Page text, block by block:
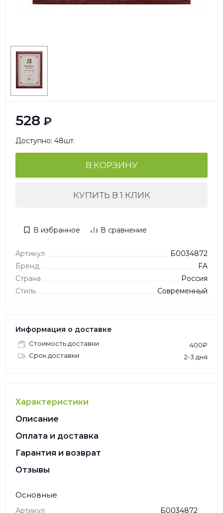
528 ₽
Доступно: 48шт.
В КОРЗИНУ
КУПИТЬ В 1 КЛИК
В избранное В сравнение
Артикул
Б0034872
Бренд
FA
Страна
Россия
Стиль
Современный
Информация о доставке
Стоимость доставки
400₽
Срок доставки
2-3 дня
Характеристики
Описание
Оплата и доставка
Гарантия и возврат
Отзывы
Основные
Артикул Б0034872